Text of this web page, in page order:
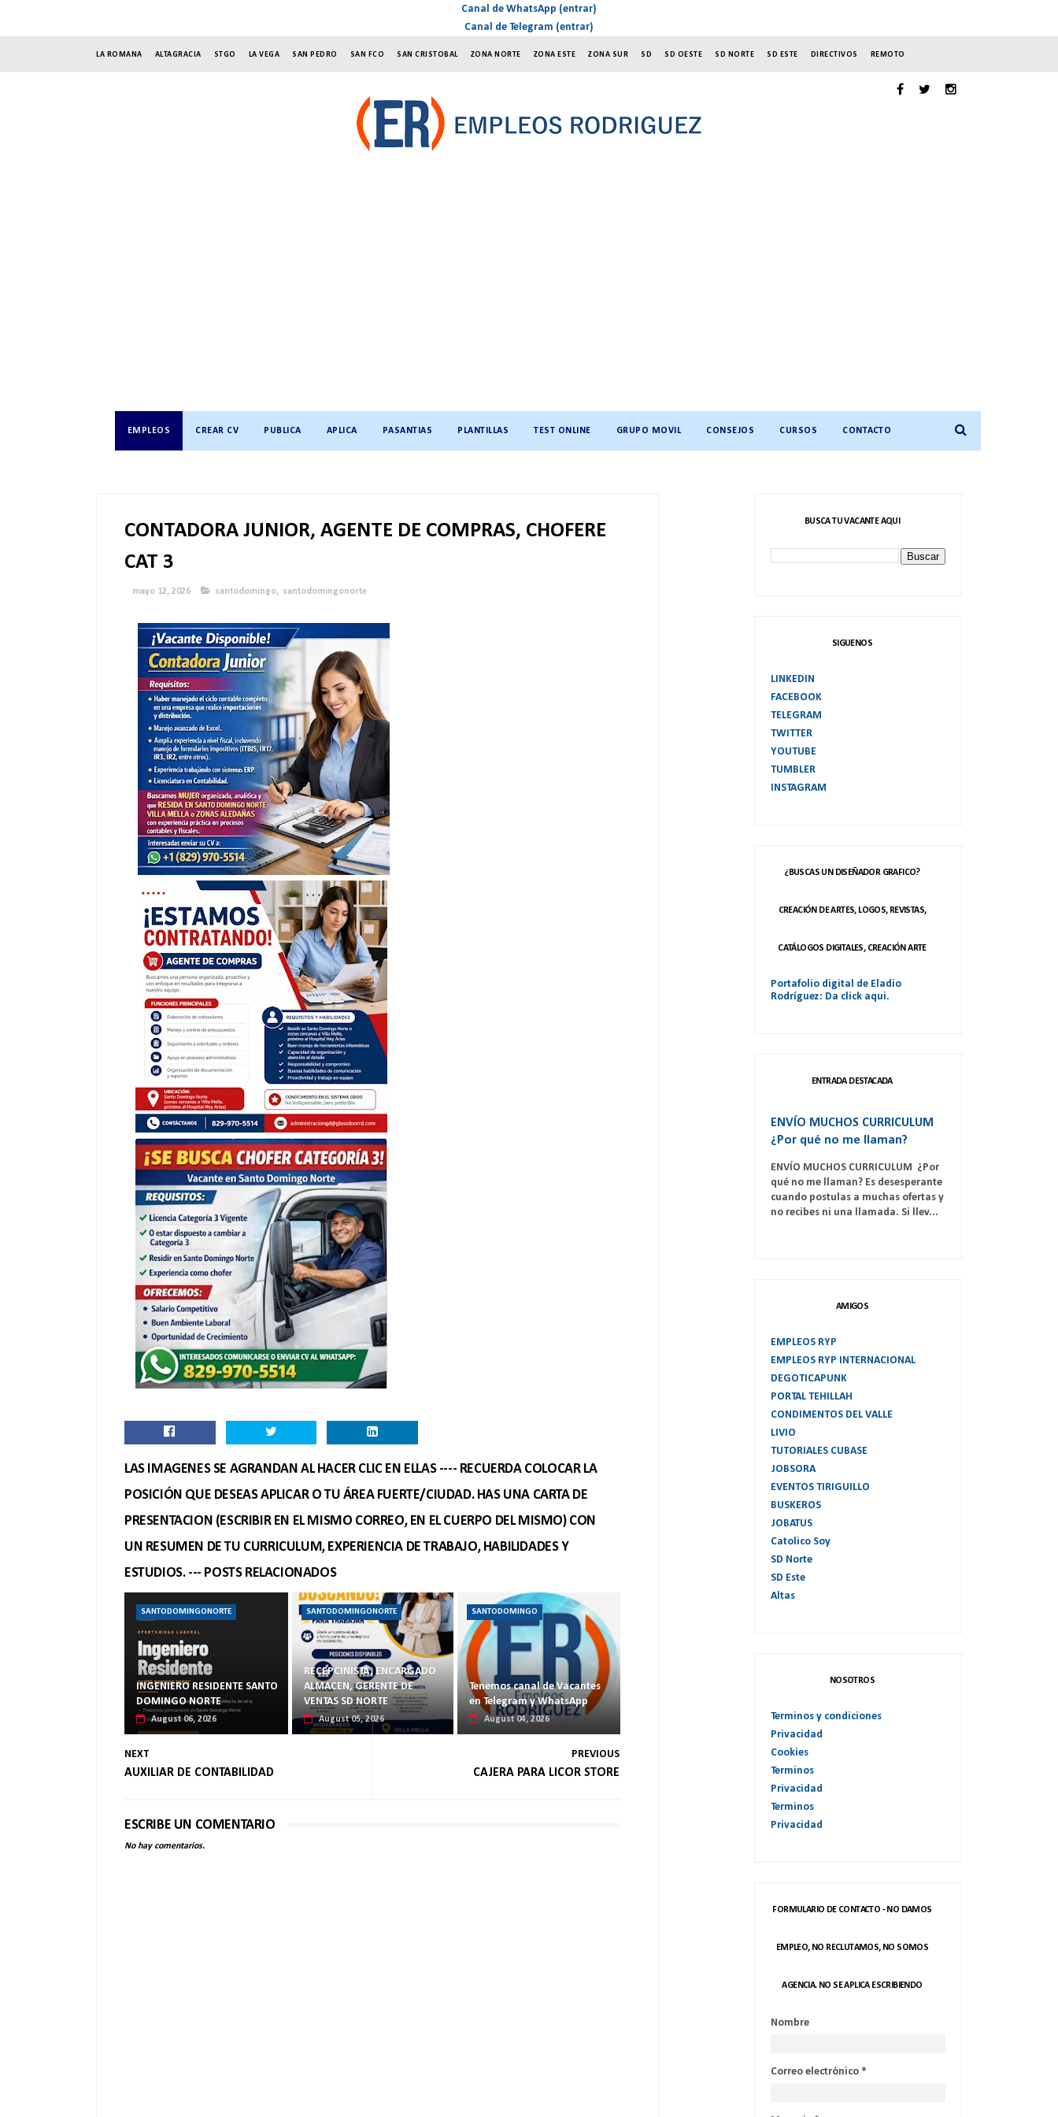
Canal de WhatsApp (entrar)
Canal de Telegram (entrar)
LA ROMANA ALTAGRACIA STGO LA VEGA SAN PEDRO SAN FCO SAN CRISTOBAL ZONA NORTE ZONA ESTE ZONA SUR SD SD OESTE SD NORTE SD ESTE DIRECTIVOS REMOTO
EMPLEOS CREAR CV PUBLICA APLICA PASANTIAS PLANTILLAS TEST ONLINE GRUPO MOVIL CONSEJOS CURSOS CONTACTO
CONTADORA JUNIOR, AGENTE DE COMPRAS, CHOFERE
CAT 3
mayo 12, 2026 santodomingo, santodomingonorte
LAS IMAGENES SE AGRANDAN AL HACER CLIC EN ELLAS ---- RECUERDA COLOCAR LA
POSICIÓN QUE DESEAS APLICAR O TU ÁREA FUERTE/CIUDAD. HAS UNA CARTA DE
PRESENTACION (ESCRIBIR EN EL MISMO CORREO, EN EL CUERPO DEL MISMO) CON
UN RESUMEN DE TU CURRICULUM, EXPERIENCIA DE TRABAJO, HABILIDADES Y
ESTUDIOS. --- POSTS RELACIONADOS
SANTODOMINGONORTE
INGENIERO RESIDENTE SANTO
DOMINGO NORTE
August 06, 2026
SANTODOMINGONORTE
RECEPCINISTA, ENCARGADO
ALMACEN, GERENTE DE
VENTAS SD NORTE
August 05, 2026
SANTODOMINGO
Tenemos canal de Vacantes
en Telegram y WhatsApp
August 04, 2026
NEXT
AUXILIAR DE CONTABILIDAD
PREVIOUS
CAJERA PARA LICOR STORE
ESCRIBE UN COMENTARIO
No hay comentarios.
BUSCA TU VACANTE AQUI
SIGUENOS
LINKEDIN
FACEBOOK
TELEGRAM
TWITTER
YOUTUBE
TUMBLER
INSTAGRAM
¿BUSCAS UN DISEÑADOR GRAFICO?
CREACIÓN DE ARTES, LOGOS, REVISTAS,
CATÁLOGOS DIGITALES, CREACIÓN ARTE
Portafolio digital de Eladio
Rodríguez: Da click aqui.
ENTRADA DESTACADA
ENVÍO MUCHOS CURRICULUM
¿Por qué no me llaman?
ENVÍO MUCHOS CURRICULUM ¿Por
qué no me llaman? Es desesperante
cuando postulas a muchas ofertas y
no recibes ni una llamada. Si llev...
AMIGOS
EMPLEOS RYP
EMPLEOS RYP INTERNACIONAL
DEGOTICAPUNK
PORTAL TEHILLAH
CONDIMENTOS DEL VALLE
LIVIO
TUTORIALES CUBASE
JOBSORA
EVENTOS TIRIGUILLO
BUSKEROS
JOBATUS
Catolico Soy
SD Norte
SD Este
Altas
NOSOTROS
Terminos y condiciones
Privacidad
Cookies
Terminos
Privacidad
Terminos
Privacidad
FORMULARIO DE CONTACTO - NO DAMOS
EMPLEO, NO RECLUTAMOS, NO SOMOS
AGENCIA. NO SE APLICA ESCRIBIENDO
Nombre
Correo electrónico *